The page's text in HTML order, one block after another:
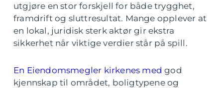
utgjøre en stor forskjell for både trygghet,
framdrift og sluttresultat. Mange opplever at
en lokal, juridisk sterk aktør gir ekstra
sikkerhet når viktige verdier står på spill.
En Eiendomsmegler kirkenes med god
kjennskap til området, boligtypene og